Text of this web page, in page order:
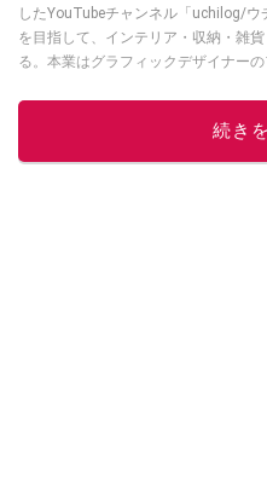
したYouTubeチャンネル「uchilog/
を目指して、インテリア・収納・雑
る。本業はグラフィックデザイナー
ノベ人気事例1位
続き